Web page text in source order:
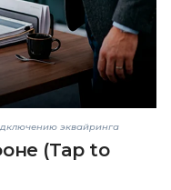
эквайринга
(Tap to